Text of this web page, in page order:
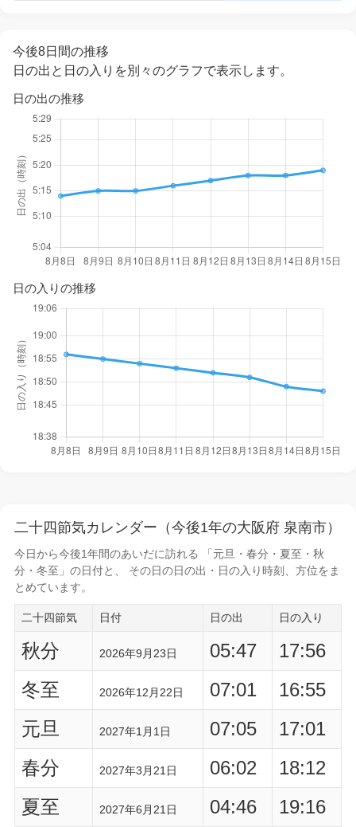
今後8日間の推移
日の出と日の入りを別々のグラフで表示します。
日の出の推移
日の入りの推移
二十四節気カレンダー（今後1年の大阪府 泉南市）
今日から今後1年間のあいだに訪れる 「元旦・春分・夏至・秋
分・冬至」の日付と、 その日の日の出・日の入り時刻
、方位をま
とめています。
二十四節気 日付 日の出 日の入り
秋分 2026年9月23日 05:47
17:56
冬至
2026年12月22日 07:01
16:55
元旦
2027年1月1日 07:05
17:01
春分
2027年3月21日 06:02
18:12
夏至
2027年6月21日 04:46 19:16